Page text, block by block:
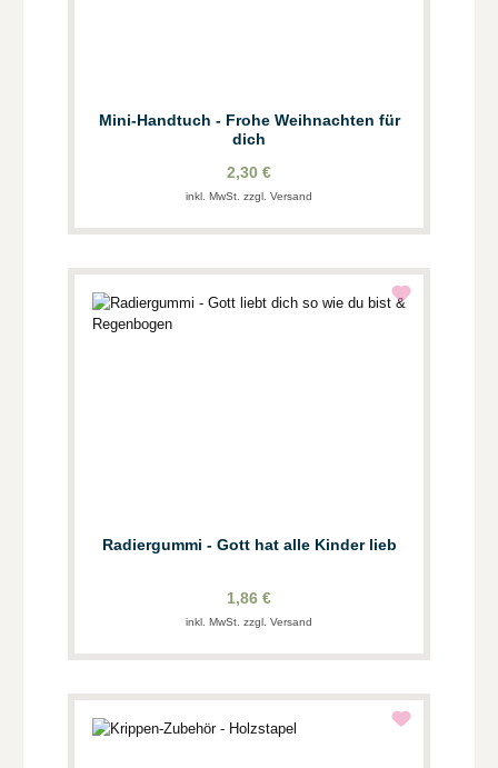
Mini-Handtuch - Frohe Weihnachten für
dich
2,30 €
inkl. MwSt. zzgl. Versand
Radiergummi - Gott hat alle Kinder lieb
1,86 €
inkl. MwSt. zzgl. Versand